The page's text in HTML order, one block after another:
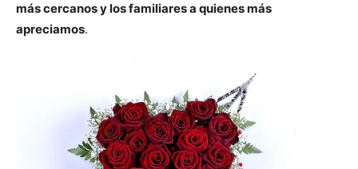
más cercanos y los familiares a quienes más
apreciamos.